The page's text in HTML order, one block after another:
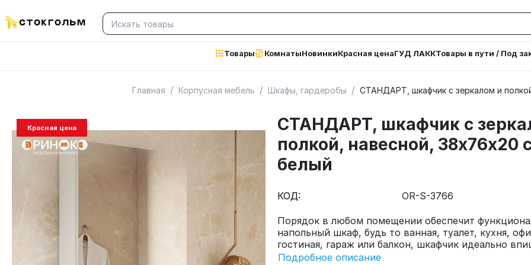
Товары КомнатыНовинкиКрасная ценаГУД ЛАККТовары в пути / Под
Главная / Корпусная мебель / Шкафы, гардеробы / СТАНДАРТ, шкафчик с зеркалом и
Красная цена
СТАНДАРТ, шкафчик с
полкой, навесной, 38х76х20
белый
КОД: OR-S-3766
Порядок в любом помещении обеспечит
напольный шкаф, будь то ванная, туалет, кухня,
гостиная, гараж или балкон, шкафчик идеально
Подробное описание